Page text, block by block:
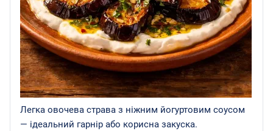
Легка овочева страва з ніжним йогуртовим соусом
— ідеальний гарнір або корисна закуска.